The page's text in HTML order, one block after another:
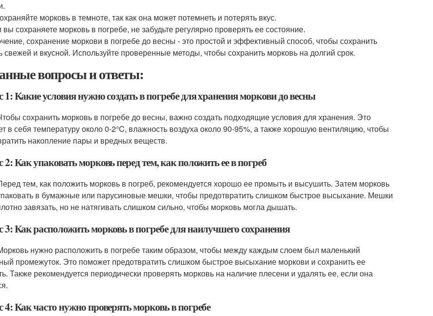
морковь в темноте, так как она может потемнеть и потерять вкус.
вы сохраняете морковь в погребе, не забудьте регулярно проверять ее состояние.
сохранение моркови в погребе до весны - это простой и эффективный способ, чтобы сохранить
свежей и вкусной. Используйте проверенные методы, чтобы сохранить морковь на долгий срок.
вопросы и ответы:
1: Какие условия нужно создать в погребе для хранения моркови до весны
сохранить морковь в погребе до весны, важно создать подходящие условия для хранения. Это
в себя температуру около 0-2°C, влажность воздуха около 90-95%, а также хорошую вентиляцию, чтобы
накопление пары и вредных веществ.
2: Как упаковать морковь перед тем, как положить ее в погреб
тем, как положить морковь в погреб, рекомендуется хорошо ее промыть и высушить. Затем морковь
в бумажные или парусиновые мешки, чтобы предотвратить слишком быстрое высыхание. Мешки
завязать, но не натягивать слишком сильно, чтобы морковь могла дышать.
3: Как расположить морковь в погребе для наилучшего сохранения
нужно расположить в погребе таким образом, чтобы между каждым слоем был маленький
промежуток. Это поможет предотвратить слишком быстрое высыхание моркови и сохранить ее
Также рекомендуется периодически проверять морковь на наличие плесени и удалять ее, если она
4: Как часто нужно проверять морковь в погребе